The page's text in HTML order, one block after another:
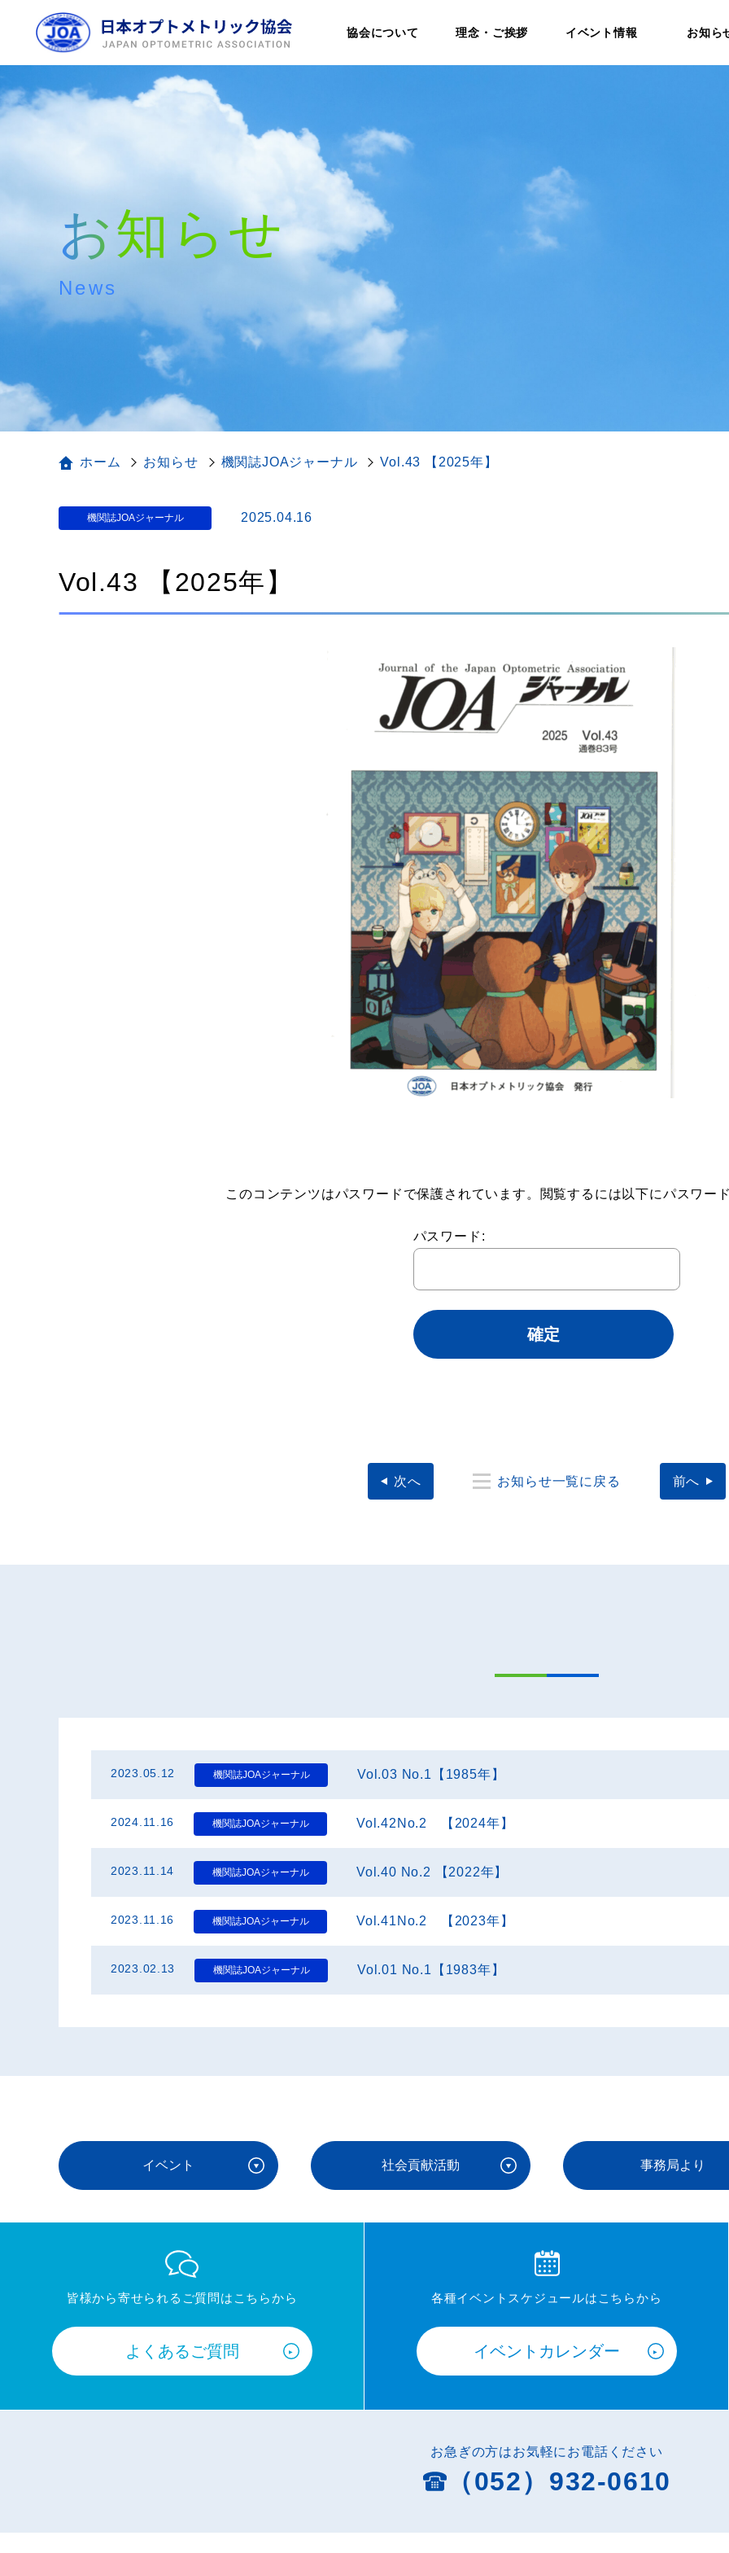
協会について 理念・ご挨拶 イベント情報 お知ら
お知らせ
News
ホーム お知らせ 機関誌JOAジャーナル Vol.43 【2025年】
機関誌JOAジャーナル 2025.04.16
Vol.43 【2025年】
このコンテンツはパスワードで保護されています。閲覧するには以下にパスワー
パスワード:
次へ お知らせ一覧に戻る 前へ
2023.05.12 機関誌JOAジャーナル Vol.03 No.1【1985年】
2024.11.16 機関誌JOAジャーナル Vol.42No.2 【2024年】
2023.11.14 機関誌JOAジャーナル Vol.40 No.2 【2022年】
2023.11.16 機関誌JOAジャーナル Vol.41No.2 【2023年】
2023.02.13 機関誌JOAジャーナル Vol.01 No.1【1983年】
イベント 社会貢献活動 事務局より
皆様から寄せられるご質問はこちらから
よくあるご質問
各種イベントスケジュールはこちらから
イベントカレンダー
お急ぎの方はお気軽にお電話ください
（052）932-0610